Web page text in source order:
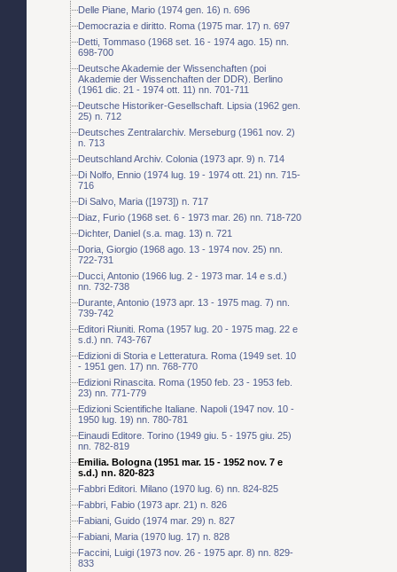
Delle Piane, Mario (1974 gen. 16) n. 696
Democrazia e diritto. Roma (1975 mar. 17) n. 697
Detti, Tommaso (1968 set. 16 - 1974 ago. 15) nn.
698-700
Deutsche Akademie der Wissenchaften (poi
Akademie der Wissenchaften der DDR). Berlino
(1961 dic. 21 - 1974 ott. 11) nn. 701-711
Deutsche Historiker-Gesellschaft. Lipsia (1962 gen.
25) n. 712
Deutsches Zentralarchiv. Merseburg (1961 nov. 2)
n. 713
Deutschland Archiv. Colonia (1973 apr. 9) n. 714
Di Nolfo, Ennio (1974 lug. 19 - 1974 ott. 21) nn. 715-
716
Di Salvo, Maria ([1973]) n. 717
Diaz, Furio (1968 set. 6 - 1973 mar. 26) nn. 718-720
Dichter, Daniel (s.a. mag. 13) n. 721
Doria, Giorgio (1968 ago. 13 - 1974 nov. 25) nn.
722-731
Ducci, Antonio (1966 lug. 2 - 1973 mar. 14 e s.d.)
nn. 732-738
Durante, Antonio (1973 apr. 13 - 1975 mag. 7) nn.
739-742
Editori Riuniti. Roma (1957 lug. 20 - 1975 mag. 22 e
s.d.) nn. 743-767
Edizioni di Storia e Letteratura. Roma (1949 set. 10
- 1951 gen. 17) nn. 768-770
Edizioni Rinascita. Roma (1950 feb. 23 - 1953 feb.
23) nn. 771-779
Edizioni Scientifiche Italiane. Napoli (1947 nov. 10 -
1950 lug. 19) nn. 780-781
Einaudi Editore. Torino (1949 giu. 5 - 1975 giu. 25)
nn. 782-819
Emilia. Bologna (1951 mar. 15 - 1952 nov. 7 e
s.d.) nn. 820-823
Fabbri Editori. Milano (1970 lug. 6) nn. 824-825
Fabbri, Fabio (1973 apr. 21) n. 826
Fabiani, Guido (1974 mar. 29) n. 827
Fabiani, Maria (1970 lug. 17) n. 828
Faccini, Luigi (1973 nov. 26 - 1975 apr. 8) nn. 829-
833